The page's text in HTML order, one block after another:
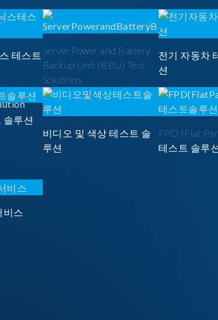
테스트 Server Power and Battery
Backup Unit (BBU) Test
Solutions
전기 자동차
션
솔루션
비디오 및 색상 테스트 솔
루션
FPD (Flat
테스트 솔루
비스